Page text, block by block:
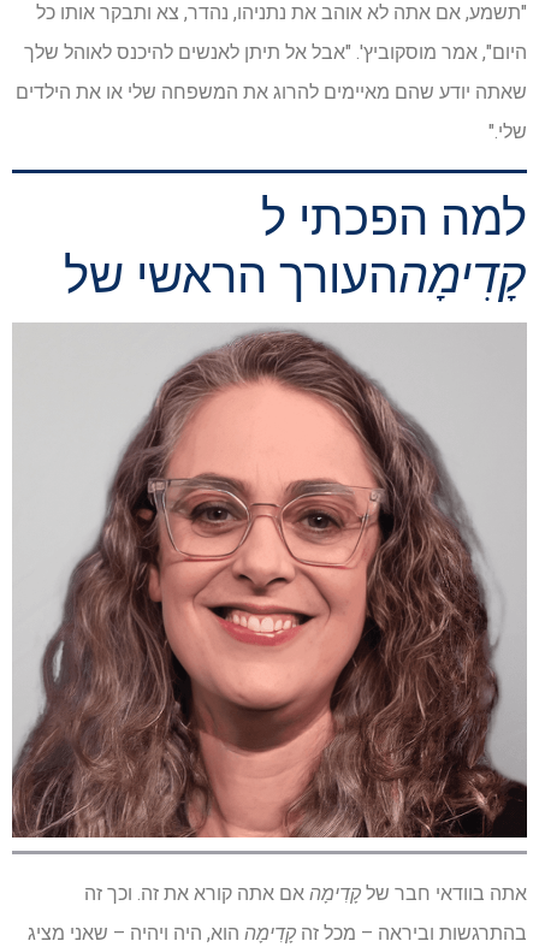
"תשמע, אם אתה לא אוהב את נתניהו, נהדר, צא ותבקר אותו כל
היום", אמר מוסקוביץ'. "אבל אל תיתן לאנשים להיכנס לאוהל שלך
שאתה יודע שהם מאיימים להרוג את המשפחה שלי או את הילדים
שלי."
למה הפכתי ל
קָדִימָההעורך הראשי של
אתה בוודאי חבר של קָדִימָה אם אתה קורא את זה. וכך זה
בהתרגשות וביראה – מכל זה קָדִימָה הוא, היה ויהיה – שאני מציג